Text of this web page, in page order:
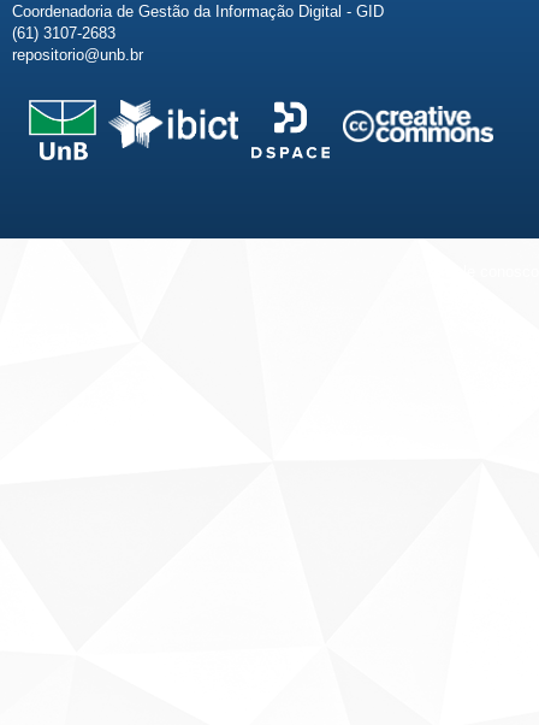
Coordenadoria de Gestão da Informação Digital - GID
(61) 3107-2683
repositorio@unb.br